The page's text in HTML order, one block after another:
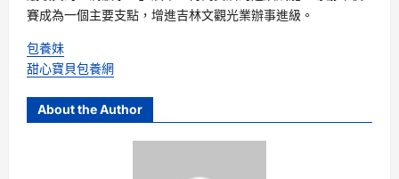
賽成為一個主要支點，增進吉林文觀光業辦事進級。
包養妹
甜心寶貝包養網
About the Author